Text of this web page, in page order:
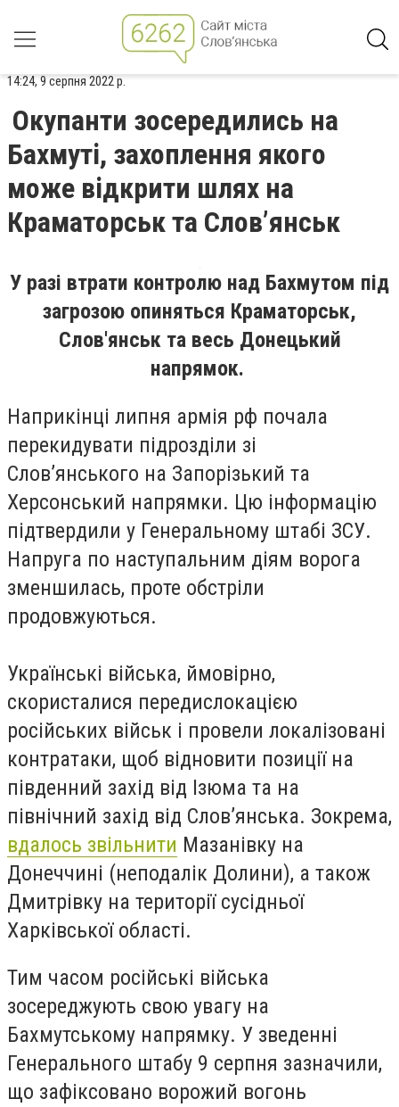
14:24, 9 серпня 2022 р.
Окупанти зосередились на
Бахмуті, захоплення якого
може відкрити шлях на
Краматорськ та Слов’янськ
У разі втрати контролю над Бахмутом під
загрозою опиняться Краматорськ,
Слов'янськ та весь Донецький
напрямок.
Наприкінці липня армія рф почала
перекидувати підрозділи зі
Слов’янського на Запорізький та
Херсонський напрямки. Цю інформацію
підтвердили у Генеральному штабі ЗСУ.
Напруга по наступальним діям ворога
зменшилась, проте обстріли
продовжуються.
Українські війська, ймовірно,
скористалися передислокацією
російських військ і провели локалізовані
контратаки, щоб відновити позиції на
південний захід від Ізюма та на
північний захід від Слов’янська. Зокрема,
вдалось звільнити Мазанівку на
Донеччині (неподалік Долини), а також
Дмитрівку на території сусідньої
Харківської області.
Тим часом російські війська
зосереджують свою увагу на
Бахмутському напрямку. У зведенні
Генерального штабу 9 серпня зазначили,
що зафіксовано ворожий вогонь